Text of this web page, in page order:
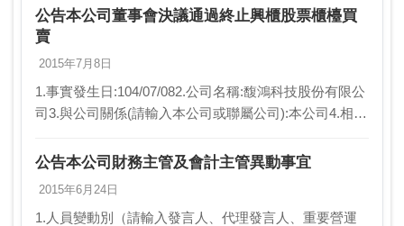
緣由:本公司104年…
公告本公司董事會決議通過終止興櫃股票櫃檯買
賣
2015年7月8日
1.事實發生日:104/07/082.公司名稱:馥鴻科技股份有限公
司3.與公司關係(請輸入本公司或聯屬公司):本公司4.相互
緣由:本公司董事會決…
公告本公司財務主管及會計主管異動事宜
2015年6月24日
1.人員變動別（請輸入發言人、代理發言人、重要營運